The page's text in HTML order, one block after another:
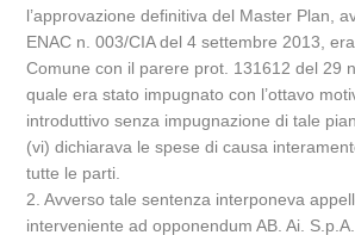
l’approvazione definitiva del Master Plan,
ENAC n. 003/CIA del 4 settembre 2013,
Comune con il parere prot. 131612 del 29
quale era stato impugnato con l’ottavo
introduttivo senza impugnazione di tale
(vi) dichiarava le spese di causa
tutte le parti.
2. Avverso tale sentenza interponeva
interveniente ad opponendum AB. Ai.